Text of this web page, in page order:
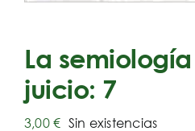
La
juicio: 7
3,00€ Sin existencias